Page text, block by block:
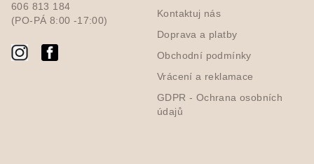
606 813 184
(PO-PÁ 8:00 -17:00)
Kontaktuj nás
Doprava a platby
Obchodní podmínky
Vrácení a reklamace
GDPR - Ochrana osobních
údajů